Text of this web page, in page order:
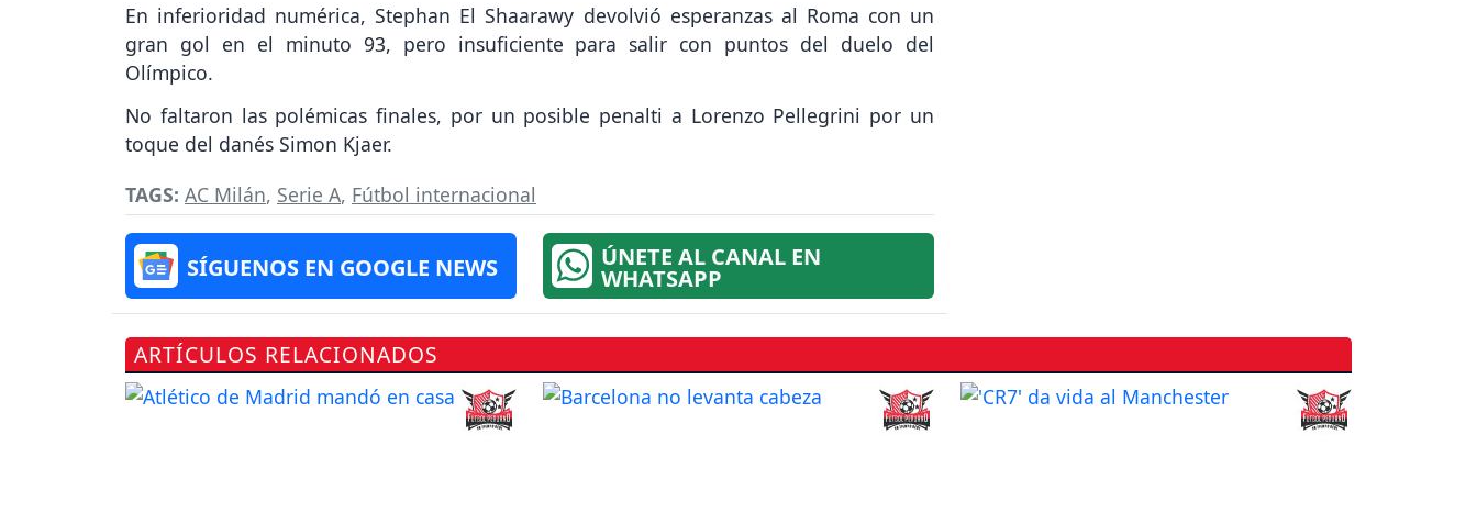
En inferioridad numérica, Stephan El Shaarawy devolvió esperanzas al Roma con un
gran gol en el minuto 93, pero insuficiente para salir con puntos del duelo del
Olímpico.
No faltaron las polémicas finales, por un posible penalti a Lorenzo Pellegrini por un
toque del danés Simon Kjaer.
TAGS: AC Milán, Serie A, Fútbol internacional
SÍGUENOS EN GOOGLE NEWS ÚNETE AL CANAL EN
WHATSAPP
ARTÍCULOS RELACIONADOS